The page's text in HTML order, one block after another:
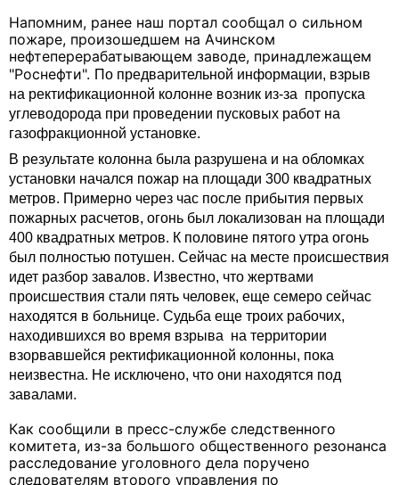
Напомним, ранее наш портал сообщал о сильном
пожаре, произошедшем на Ачинском
нефтеперерабатывающем заводе, принадлежащем
"Роснефти". По предварительной информации, взрыв
на ректификационной колонне возник из-за пропуска
углеводорода при проведении пусковых работ на
газофракционной установке.
В результате колонна была разрушена и на обломках
установки начался пожар на площади 300 квадратных
метров. Примерно через час после прибытия первых
пожарных расчетов, огонь был локализован на площади
400 квадратных метров. К половине пятого утра огонь
был полностью потушен. Сейчас на месте происшествия
идет разбор завалов. Известно, что жертвами
происшествия стали пять человек, еще семеро сейчас
находятся в больнице. Судьба еще троих рабочих,
находившихся во время взрыва на территории
взорвавшейся ректификационной колонны, пока
неизвестна. Не исключено, что они находятся под
завалами.
Как сообщили в пресс-службе следственного
комитета, из-за большого общественного резонанса
расследование уголовного дела поручено
следователям второго управления по